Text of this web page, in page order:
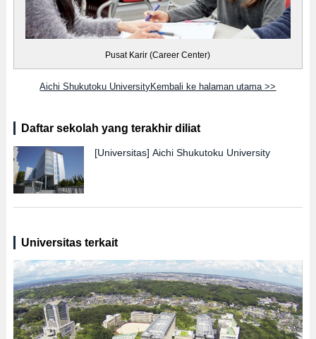
Pusat Karir (Career Center)
Aichi Shukutoku UniversityKembali ke halaman utama >>
Daftar sekolah yang terakhir diliat
[Universitas] Aichi Shukutoku University
Universitas terkait